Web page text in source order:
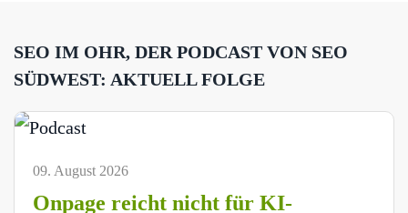
SEO IM OHR, DER PODCAST VON SEO
SÜDWEST: AKTUELL FOLGE
09. August 2026
Onpage reicht nicht für KI-